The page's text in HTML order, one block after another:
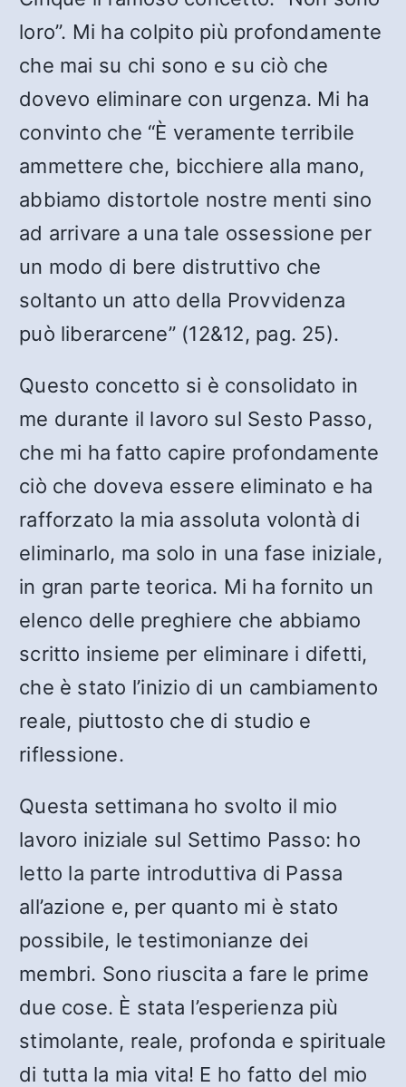
loro”. Mi ha colpito più profondamente
che mai su chi sono e su ciò che
dovevo eliminare con urgenza. Mi ha
convinto che “È veramente terribile
ammettere che, bicchiere alla mano,
abbiamo distortole nostre menti sino
ad arrivare a una tale ossessione per
un modo di bere distruttivo che
soltanto un atto della Provvidenza
può liberarcene” (12&12, pag. 25).
Questo concetto si è consolidato in
me durante il lavoro sul Sesto Passo,
che mi ha fatto capire profondamente
ciò che doveva essere eliminato e ha
rafforzato la mia assoluta volontà di
eliminarlo, ma solo in una fase iniziale,
in gran parte teorica. Mi ha fornito un
elenco delle preghiere che abbiamo
scritto insieme per eliminare i difetti,
che è stato l’inizio di un cambiamento
reale, piuttosto che di studio e
riflessione.
Questa settimana ho svolto il mio
lavoro iniziale sul Settimo Passo: ho
letto la parte introduttiva di Passa
all’azione e, per quanto mi è stato
possibile, le testimonianze dei
membri. Sono riuscita a fare le prime
due cose. È stata l’esperienza più
stimolante, reale, profonda e spirituale
di tutta la mia vita! E ho fatto del mio